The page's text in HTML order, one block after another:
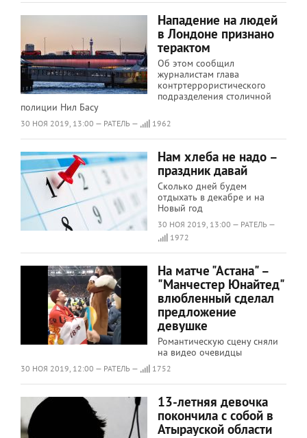
Нападение на людей
в Лондоне признано
терактом
Об этом сообщил
журналистам глава
контртеррористического
подразделения столичной
полиции Нил Басу
30 НОЯ 2019, 13:00 — РАТЕЛЬ — 1962
Нам хлеба не надо –
праздник давай
Сколько дней будем
отдыхать в декабре и на
Новый год
30 НОЯ 2019, 13:00 — РАТЕЛЬ —
1972
На матче "Астана" –
"Манчестер Юнайтед"
влюбленный сделал
предложение
девушке
Романтическую сцену сняли
на видео очевидцы
30 НОЯ 2019, 12:00 — РАТЕЛЬ — 1752
13-летняя девочка
покончила с собой в
Атырауской области